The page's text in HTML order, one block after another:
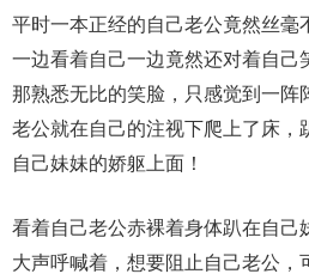
平时一本正经的自己老公竟然丝毫
一边看着自己一边竟然还对着自己
那熟悉无比的笑脸，只感觉到一阵
老公就在自己的注视下爬上了床，
自己妹妹的娇躯上面！
看着自己老公赤裸着身体趴在自己
大声呼喊着，想要阻止自己老公，